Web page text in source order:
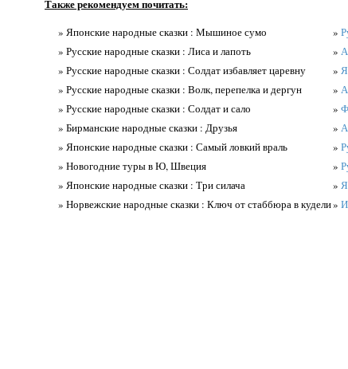
Также рекомендуем почитать:
» Японские народные сказки : Мышиное сумо
» Русские народные сказки : Лиса и лапоть
» Русские народные сказки : Солдат избавляет царевну
» Русские народные сказки : Волк, перепелка и дергун
» Русские народные сказки : Солдат и сало
» Бирманские народные сказки : Друзья
» Японские народные сказки : Самый ловкий враль
» Новогодние туры в Ю, Швеция
» Японские народные сказки : Три силача
» Норвежские народные сказки : Ключ от стаббюра в кудели
»
»
»
»
»
»
»
»
»
»